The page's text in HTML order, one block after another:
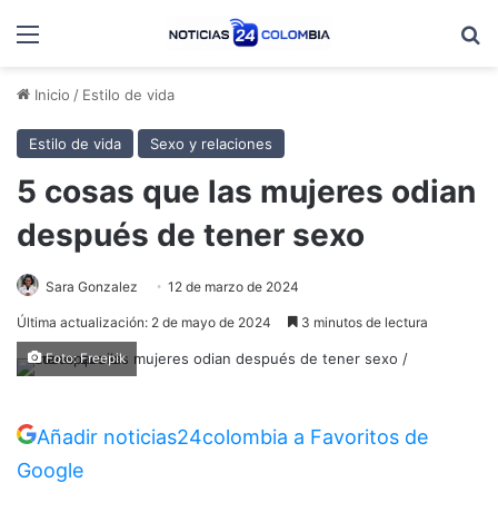
Menú
Inicio / Estilo de vida
Estilo de vida Sexo y relaciones
5 cosas que las mujeres odian
después de tener sexo
Sara Gonzalez 12 de marzo de 2024
Última actualización: 2 de mayo de 2024 3 minutos de lectura
Foto: Freepik
Añadir noticias24colombia a Favoritos de
Google